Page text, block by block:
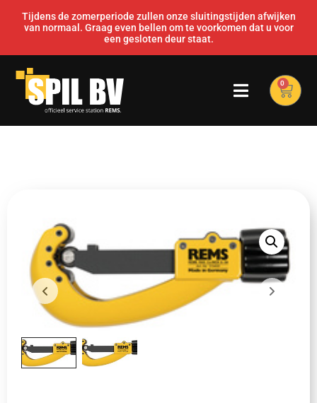
Tijdens de zomerperiode zullen onze sluitingstijden afwijken
van normaal. Graag even bellen om te voorkomen dat u voor
een gesloten deur staat.
0